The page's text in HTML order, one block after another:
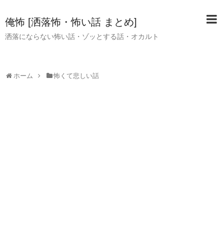
俺怖 [洒落怖・怖い話 まとめ]
洒落にならない怖い話・ゾッとする話・オカルト
ホーム 怖くて悲しい話